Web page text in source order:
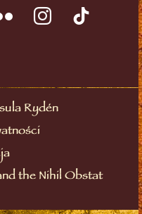
Rydén
the Nihil Obstat